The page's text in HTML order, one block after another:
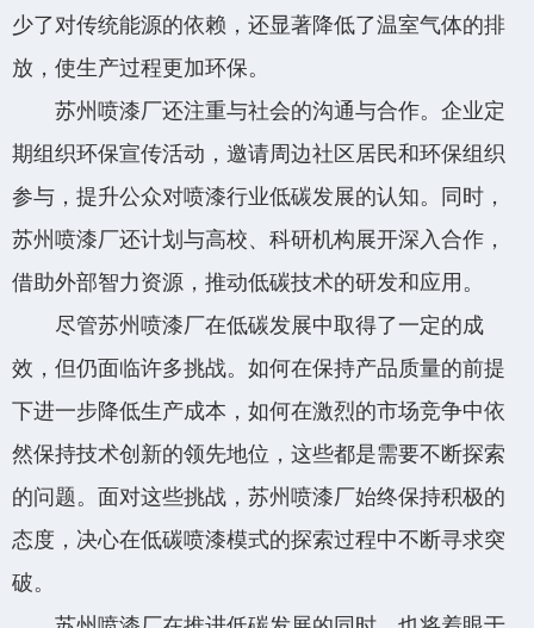
少了对传统能源的依赖，还显著降低了温室气体的排
放，使生产过程更加环保。
苏州喷漆厂还注重与社会的沟通与合作。企业定
期组织环保宣传活动，邀请周边社区居民和环保组织
参与，提升公众对喷漆行业低碳发展的认知。同时，
苏州喷漆厂还计划与高校、科研机构展开深入合作，
借助外部智力资源，推动低碳技术的研发和应用。
尽管苏州喷漆厂在低碳发展中取得了一定的成
效，但仍面临许多挑战。如何在保持产品质量的前提
下进一步降低生产成本，如何在激烈的市场竞争中依
然保持技术创新的领先地位，这些都是需要不断探索
的问题。面对这些挑战，苏州喷漆厂始终保持积极的
态度，决心在低碳喷漆模式的探索过程中不断寻求突
破。